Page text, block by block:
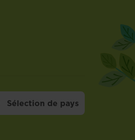
Sélection de pays